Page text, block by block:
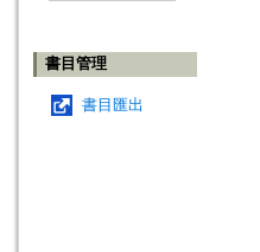
書目管理
書目匯出